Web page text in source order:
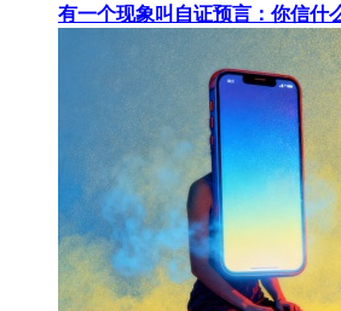
有一个现象叫自证预言：你信什